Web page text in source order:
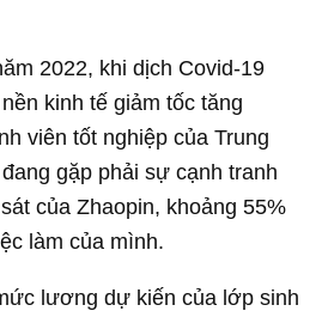
2022, khi dịch Covid-19
kinh tế giảm tốc tăng
viên tốt nghiệp của Trung
gặp phải sự cạnh tranh
của Zhaopin, khoảng 55%
làm của mình.
lương dự kiến của lớp sinh